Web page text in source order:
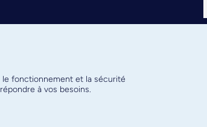
le fonctionnement et la sécurité
à vos besoins.